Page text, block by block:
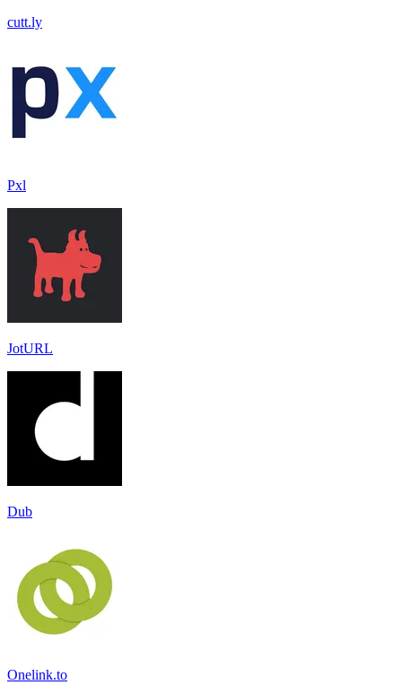
cutt.ly
Pxl
JotURL
Dub
Onelink.to